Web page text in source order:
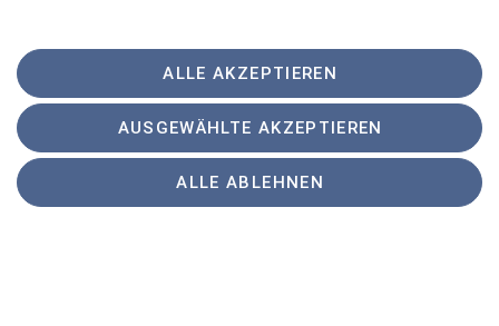
ALLE AKZEPTIEREN
AUSGEWÄHLTE AKZEPTIEREN
ALLE ABLEHNEN